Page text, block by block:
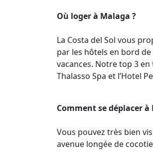
Où loger à Malaga ?
La Costa del Sol vous
par les hôtels en bord
vacances. Notre top 3 en
Thalasso Spa et l’Hotel
Comment se déplacer à
Vous pouvez très bien
avenue longée de